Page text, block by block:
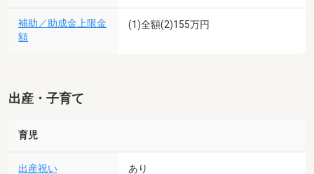
補助／助成金上限金
額
(1)全額(2)155万円
出産・子育て
育児
出産祝い あり